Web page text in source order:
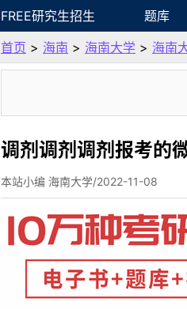
FREE研究生招生 题库
首页 > 海南 > 海南大学 > 海南
调剂调剂调剂报考的
本站小编 海南大学/2022-11-08